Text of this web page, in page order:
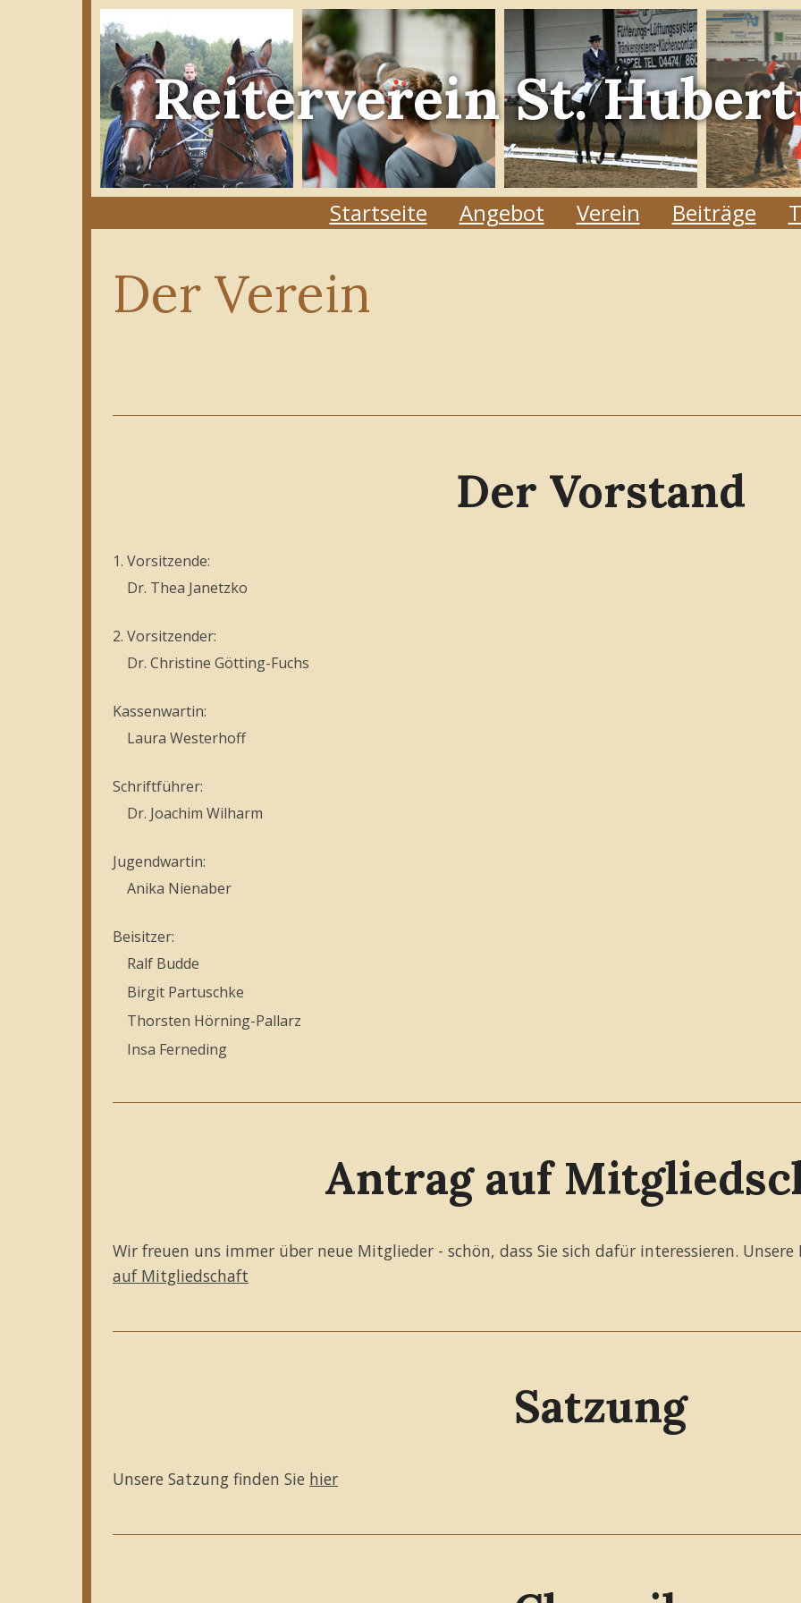
ReitervereinSt.
Startseite Angebot Verein Beiträge
Der Verein
Der Vorstand
1. Vorsitzende:
Dr. Thea Janetzko
2. Vorsitzender:
Dr. Christine Götting-Fuchs
Kassenwartin:
Laura Westerhoff
Schriftführer:
Dr. Joachim Wilharm
Jugendwartin:
Anika Nienaber
Beisitzer:
Ralf Budde
Birgit Partuschke
Thorsten Hörning-Pallarz
Insa Ferneding
Antrag auf
Wir freuen uns immer über neue Mitglieder - schön, dass Sie sich dafür interessieren.
auf Mitgliedschaft
Satzung
Unsere Satzung finden Sie hier